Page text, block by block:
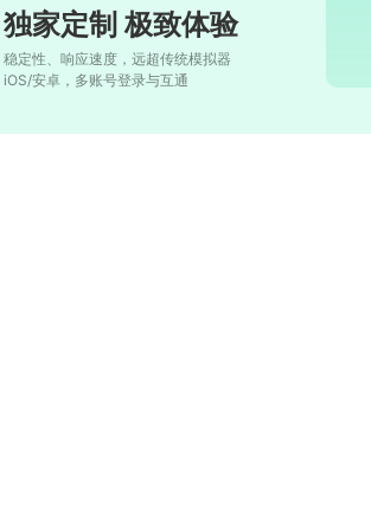
独家定制 极致体验
稳定性、响应速度，远超传统模拟器
iOS/安卓，多账号登录与互通